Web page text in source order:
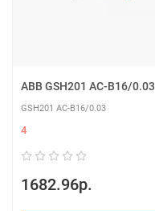
ABB GSH201 AC-B16/0.03
GSH201 AC-B16/0.03
4
1682.96р.